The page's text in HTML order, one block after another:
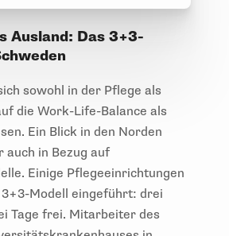
Ausland: Das 3+3-
sowohl in der Pflege als
die Work-Life-Balance als
Ein Blick in den Norden
auch in Bezug auf
Einige Pflegeeinrichtungen
Modell eingeführt: drei
Tage frei. Mitarbeiter des